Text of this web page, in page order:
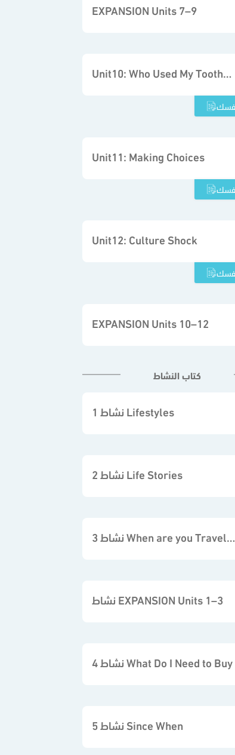
EXPANSION Units 7–9
Unit10: Who Used My Toothpaste
Unit11: Making Choices
Unit12: Culture Shock
EXPANSION Units 10–12
كتاب النشاط
نشاط 1 Lifestyles
نشاط 2 Life Stories
نشاط 3 When are you Travelling
نشاط EXPANSION Units 1–3
نشاط 4 What Do I Need to Buy
نشاط 5 Since When